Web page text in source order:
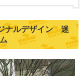
ナルデザイン 迷